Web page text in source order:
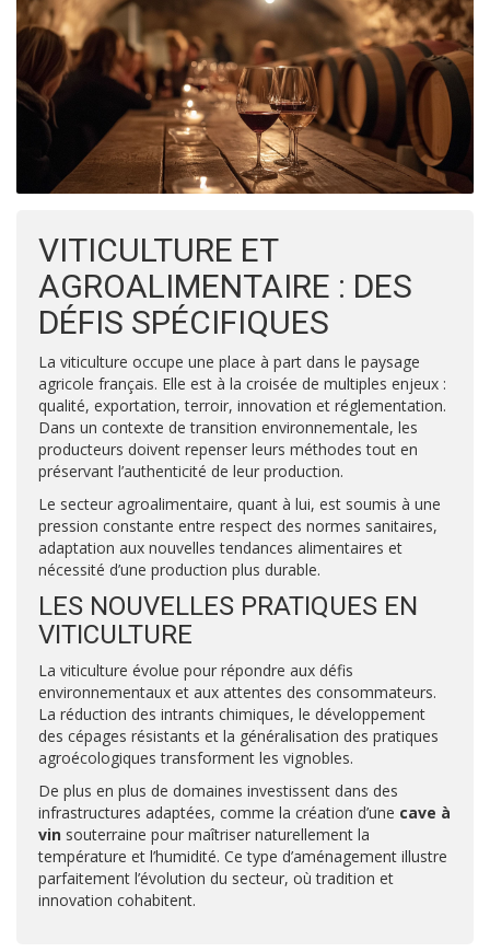
VITICULTURE ET
AGROALIMENTAIRE : DES
DÉFIS SPÉCIFIQUES
La viticulture occupe une place à part dans le paysage
agricole français. Elle est à la croisée de multiples enjeux :
qualité, exportation, terroir, innovation et réglementation.
Dans un contexte de transition environnementale, les
producteurs doivent repenser leurs méthodes tout en
préservant l’authenticité de leur production.
Le secteur agroalimentaire, quant à lui, est soumis à une
pression constante entre respect des normes sanitaires,
adaptation aux nouvelles tendances alimentaires et
nécessité d’une production plus durable.
LES NOUVELLES PRATIQUES EN
VITICULTURE
La viticulture évolue pour répondre aux défis
environnementaux et aux attentes des consommateurs.
La réduction des intrants chimiques, le développement
des cépages résistants et la généralisation des pratiques
agroécologiques transforment les vignobles.
De plus en plus de domaines investissent dans des
infrastructures adaptées, comme la création d’une cave à
vin souterraine pour maîtriser naturellement la
température et l’humidité. Ce type d’aménagement illustre
parfaitement l’évolution du secteur, où tradition et
innovation cohabitent.